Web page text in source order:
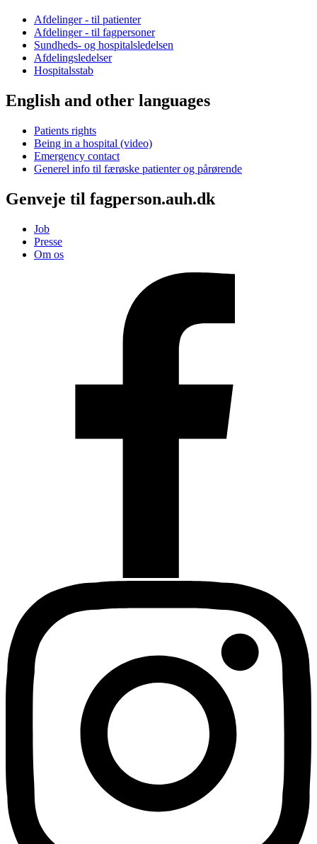
Afdelinger - til patienter
Afdelinger - til fagpersoner
Sundheds- og hospitalsledelsen
Afdelingsledelser
Hospitalsstab
English and other languages
Patients rights
Being in a hospital (video)
Emergency contact
Generel info til færøske patienter og pårørende
Genveje til fagperson.auh.dk
Job
Presse
Om os